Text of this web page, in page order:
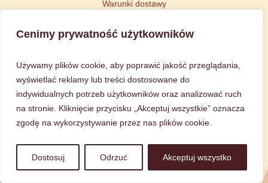
Cenimy prywatność użytkowników
Używamy plików cookie, aby poprawić jakość przeglądania,
wyświetlać reklamy lub treści dostosowane do
indywidualnych potrzeb użytkowników oraz analizować ruch
na stronie. Kliknięcie przycisku „Akceptuj wszystkie” oznacza
zgodę na wykorzystywanie przez nas plików cookie.
Dostosuj Odrzuć Akceptuj wszystko
Warunki dostawy
Regulamin
Powiedz nam, czego potrzebujesz!
Masz pytanie dotyczące produktu lub wysyłki?
Chcesz sprawdzić status swojego zamówienia?
WYŚLIJ ZAPYTANIE